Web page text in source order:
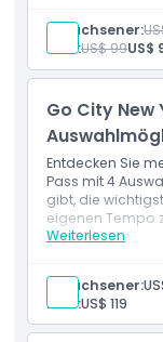
Dinge, die Sie
Ort
Wie man
So lösen Sie ein
und
Digitaler
Rabatte an
Gültig für 30
Erwachsener:
Kind:US$ 99US$
Go City New
Entdecken Sie
Pass mit 4
gibt, die
eigenen Tempo
Weiterlesen
Einschlüsse
Eintritt zu
Digitaler
Exklusive
Gültig für 30
Erwachsener:
Kind:US$ 119